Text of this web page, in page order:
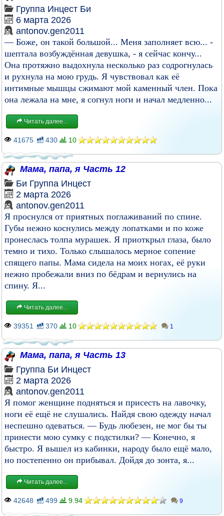
Группа Инцест Би
6 марта 2026
antonov.gen2011
— Боже, он такой большой... Меня заполняет всю... -
шептала возбуждённая девушка, - я сейчас кончу...
Она протяжно выдохнула несколько раз содрогнулась
и рухнула на мою грудь. Я чувствовал как её
интимные мышцы сжимают мой каменный член. Пока
она лежала на мне, я согнул ноги и начал медленно...
Читать далее...
41675 430 10
Мама, папа, я Часть 12
Би Группа Инцест
2 марта 2026
antonov.gen2011
Я проснулся от приятных поглаживаний по спине.
Губы нежно коснулись между лопатками и по коже
пронеслась толпа мурашек. Я приоткрыл глаза, было
темно и тихо. Только слышалось мерное сопение
спящего папы. Мама сидела на моих ногах, её руки
нежно пробежали вниз по бёдрам и вернулись на
спину. Я...
Читать далее...
39351 370 10 1
Мама, папа, я Часть 13
Группа Би Инцест
2 марта 2026
antonov.gen2011
Я помог женщине подняться и присесть на лавочку,
ноги её ещё не слушались. Найдя свою одежду начал
неспешно одеваться. — Будь любезен, не мог бы ты
принести мою сумку с подстилки? — Конечно, я
быстро. Я вышел из кабинки, народу было ещё мало,
но постепенно он прибывал. Дойдя до зонта, я...
Читать далее...
42648 499 9.94 9